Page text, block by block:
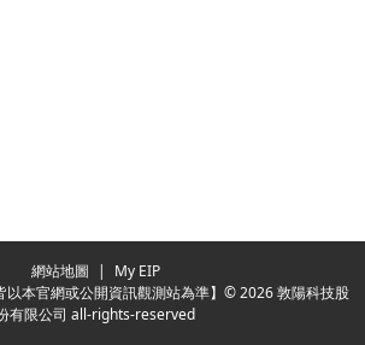
網站地圖 |
My EIP
以本官網或公開資訊觀測站為準】© 2026 敦陽科技股
有限公司 all-rights-reserved